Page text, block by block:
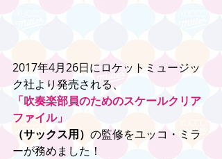
2017年4月26日にロケットミュージッ
ク社より発売される、
「吹奏楽部員のためのスケールクリア
ファイル」
（サックス用） の監修をユッコ・ミラ
ーが務めました！